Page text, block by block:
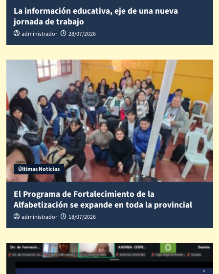
La información educativa, eje de una nueva
jornada de trabajo
administrador 28/07/2026
Últimas Noticias
El Programa de Fortalecimiento de la
Alfabetización se expande en toda la provincial
administrador 18/07/2026